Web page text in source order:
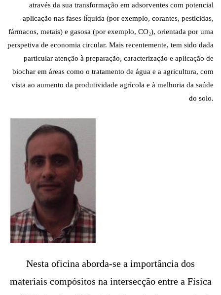
através da sua transformação em adsorventes com potencial
aplicação nas fases líquida (por exemplo, corantes, pesticidas,
fármacos, metais) e gasosa (por exemplo, CO₂), orientada por uma
perspetiva de economia circular. Mais recentemente, tem sido dada
particular atenção à preparação, caracterização e aplicação de
biochar em áreas como o tratamento de água e a agricultura, com
vista ao aumento da produtividade agrícola e à melhoria da saúde
do solo.
Nesta oficina aborda-se a importância dos
materiais compósitos na intersecção entre a Física